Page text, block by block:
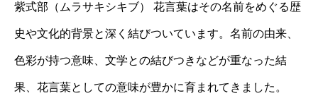
紫式部（ムラサキシキブ） 花言葉はその名前をめぐる歴
史や文化的背景と深く結びついています。名前の由来、
色彩が持つ意味、文学との結びつきなどが重なった結
果、花言葉としての意味が豊かに育まれてきました。